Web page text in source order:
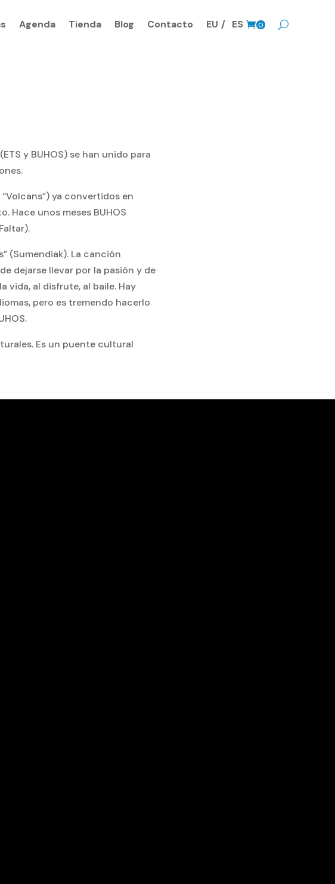
Agenda Tienda Blog Contacto EU ES
0
y BUHOS) se han unido para
ya convertidos en
Hace unos meses BUHOS
(Sumendiak). La canción
dejarse llevar por la pasión y de
vida, al disfrute, al baile. Hay
pero es tremendo hacerlo
Es un puente cultural